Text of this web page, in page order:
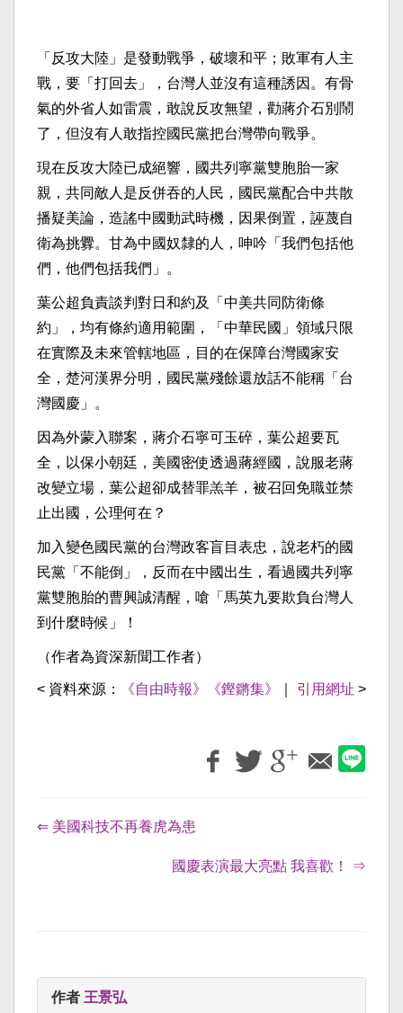
「反攻大陸」是發動戰爭，破壞和平；敗軍有人主
戰，要「打回去」，台灣人並沒有這種誘因。有骨
氣的外省人如雷震，敢說反攻無望，勸蔣介石別鬧
了，但沒有人敢指控國民黨把台灣帶向戰爭。
現在反攻大陸已成絕響，國共列寧黨雙胞胎一家
親，共同敵人是反併吞的人民，國民黨配合中共散
播疑美論，造謠中國動武時機，因果倒置，誣蔑自
衛為挑釁。甘為中國奴隸的人，呻吟「我們包括他
們，他們包括我們」。
葉公超負責談判對日和約及「中美共同防衛條
約」，均有條約適用範圍，「中華民國」領域只限
在實際及未來管轄地區，目的在保障台灣國家安
全，楚河漢界分明，國民黨殘餘還放話不能稱「台
灣國慶」。
因為外蒙入聯案，蔣介石寧可玉碎，葉公超要瓦
全，以保小朝廷，美國密使透過蔣經國，說服老蔣
改變立場，葉公超卻成替罪羔羊，被召回免職並禁
止出國，公理何在？
加入變色國民黨的台灣政客盲目表忠，說老朽的國
民黨「不能倒」，反而在中國出生，看過國共列寧
黨雙胞胎的曹興誠清醒，嗆「馬英九要欺負台灣人
到什麼時候」！
（作者為資深新聞工作者）
< 資料來源： 《自由時報》《鏗鏘集》 引用網址 >
⇐ 美國科技不再養虎為患
國慶表演最大亮點 我喜歡！ ⇒
作者 王景弘